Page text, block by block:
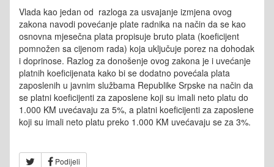
Vlada kao jedan od razloga za usvajanje izmjena ovog
zakona navodi povećanje plate radnika na način da se kao
osnovna mjesečna plata propisuje bruto plata (koeficijent
pomnožen sa cijenom rada) koja uključuje porez na dohodak
i doprinose. Razlog za donošenje ovog zakona je i uvećanje
platnih koeficijenata kako bi se dodatno povećala plata
zaposlenih u javnim službama Republike Srpske na način da
se platni koeficijenti za zaposlene koji su imali neto platu do
1.000 KM uvećavaju za 5%, a platni koeficijenti za zaposlene
koji su imali neto platu preko 1.000 KM uvećavaju se za 3%.
Podijeli